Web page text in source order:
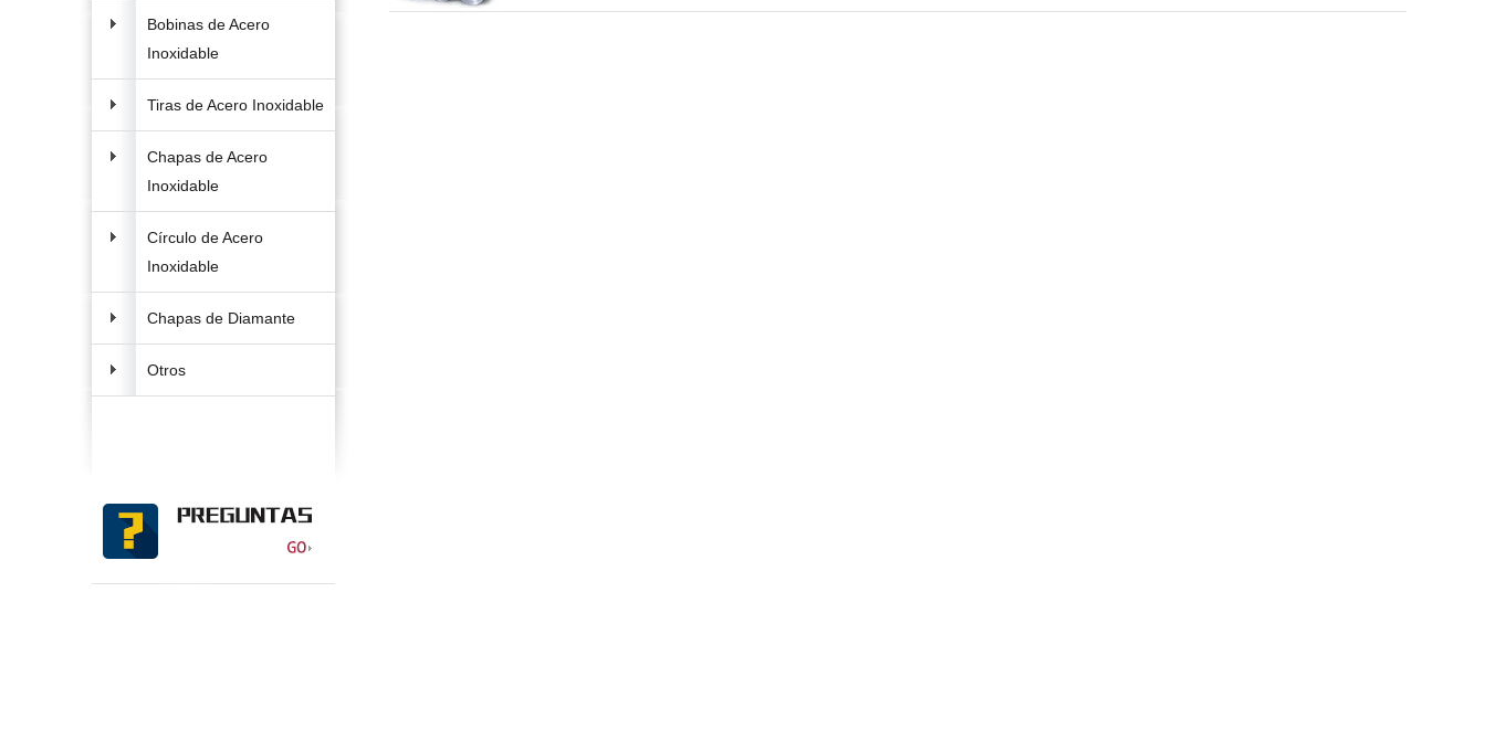
Bobinas de Acero
Inoxidable
Tiras de Acero Inoxidable
Chapas de Acero
Inoxidable
Círculo de Acero
Inoxidable
Chapas de Diamante
Otros